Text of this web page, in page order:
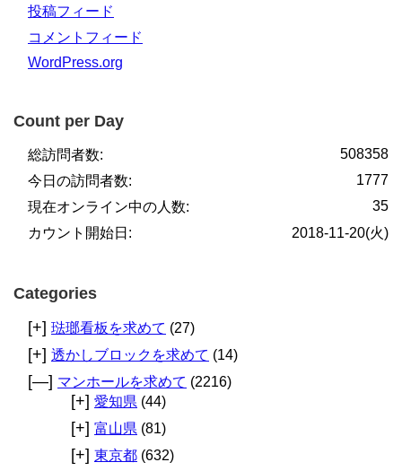
投稿フィード
コメントフィード
WordPress.org
Count per Day
508358
総訪問者数:
1777
今日の訪問者数:
35
現在オンライン中の人数:
2018-11-20(火)
カウント開始日:
Categories
[+] 琺瑯看板を求めて (27)
[+] 透かしブロックを求めて (14)
[—] マンホールを求めて (2216)
[+] 愛知県 (44)
[+] 富山県 (81)
[+] 東京都 (632)